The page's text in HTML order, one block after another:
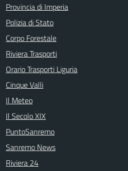
Provincia di Imperia
Polizia di Stato
Corpo Forestale
Riviera Trasporti
Orario Trasporti Liguria
Cinque Valli
Il Meteo
Il Secolo XIX
PuntoSanremo
Sanremo News
Riviera 24